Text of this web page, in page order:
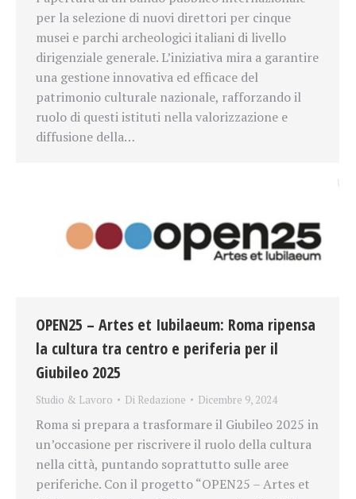
per la selezione di nuovi direttori per cinque
musei e parchi archeologici italiani di livello
dirigenziale generale. L’iniziativa mira a garantire
una gestione innovativa ed efficace del
patrimonio culturale nazionale, rafforzando il
ruolo di questi istituti nella valorizzazione e
diffusione della…
OPEN25 – Artes et Iubilaeum: Roma ripensa
la cultura tra centro e periferia per il
Giubileo 2025
Studio & Lavoro Di Redazione Dicembre 9, 2024
Roma si prepara a trasformare il Giubileo 2025 in
un’occasione per riscrivere il ruolo della cultura
nella città, puntando soprattutto sulle aree
periferiche. Con il progetto “OPEN25 – Artes et